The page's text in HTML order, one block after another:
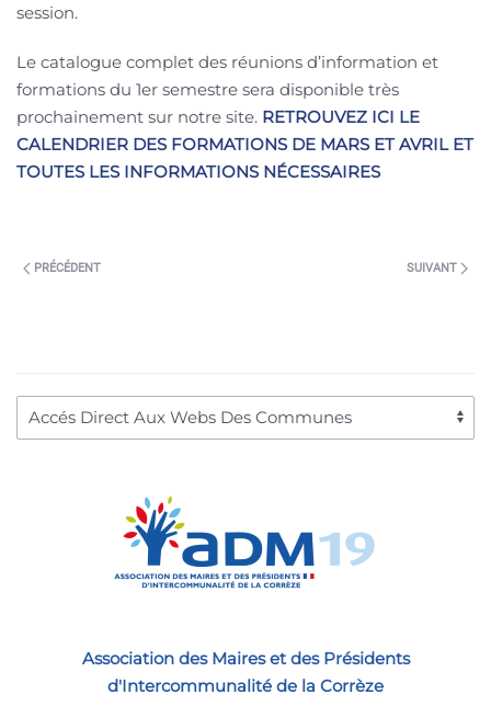
session.
Le catalogue complet des réunions d’information et
formations du 1er semestre sera disponible très
prochainement sur notre site. RETROUVEZ ICI LE
CALENDRIER DES FORMATIONS DE MARS ET AVRIL ET
TOUTES LES INFORMATIONS NÉCESSAIRES
PRÉCÉDENT SUIVANT
Association des Maires et des Présidents
d'Intercommunalité de la Corrèze